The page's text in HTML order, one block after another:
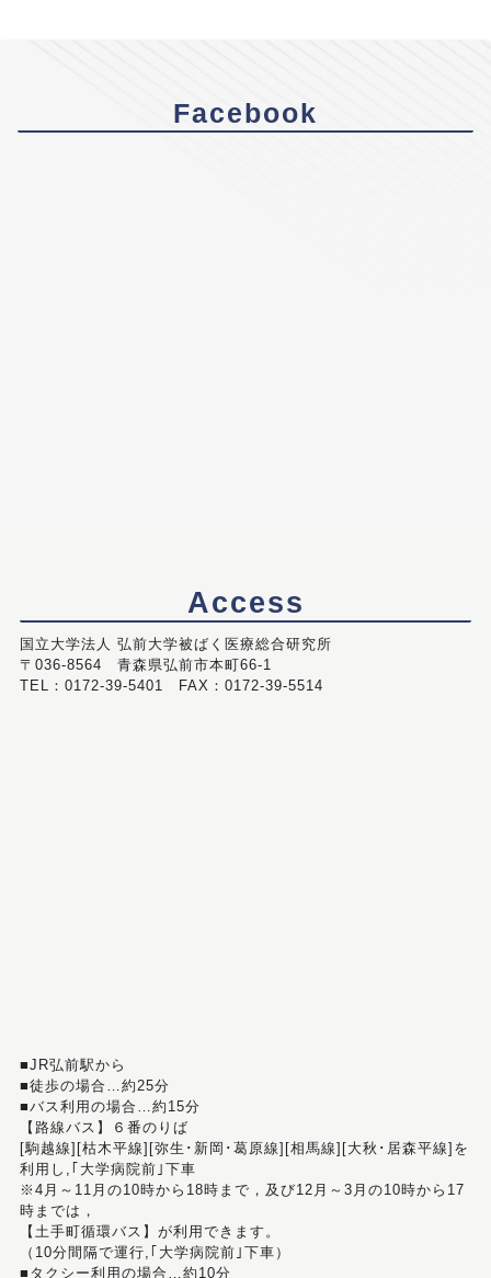
Facebook
Access
国立大学法人 弘前大学被ばく医療総合研究所
〒036-8564 青森県弘前市本町66-1
TEL：0172-39-5401 FAX：0172-39-5514
■JR弘前駅から
■徒歩の場合…約25分
■バス利用の場合…約15分
【路線バス】６番のりば
[駒越線][枯木平線][弥生･新岡･葛原線][相馬線][大秋･居森平線]を
利用し,｢大学病院前｣下車
※4月～11月の10時から18時まで，及び12月～3月の10時から17
時までは，
【土手町循環バス】が利用できます。
（10分間隔で運行,｢大学病院前｣下車）
■タクシー利用の場合…約10分